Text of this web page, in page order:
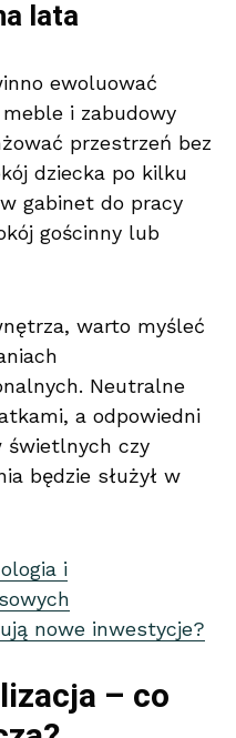
lata
ewoluować
i zabudowy
przestrzeń bez
dziecka po kilku
gabinet do pracy
gościnny lub
warto myśleć
Neutralne
a odpowiedni
świetlnych czy
będzie służył w
i
nowe inwestycje?
– co